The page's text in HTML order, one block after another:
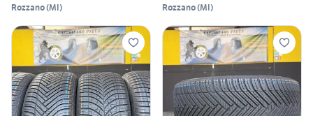
Rozzano(MI) Rozzano(MI)